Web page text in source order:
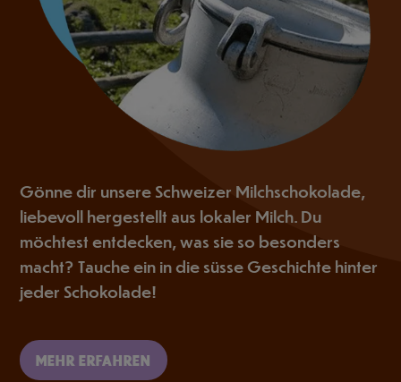
Gönne dir unsere Schweizer Milchschokolade,
liebevoll hergestellt aus lokaler Milch. Du
möchtest entdecken, was sie so besonders
macht? Tauche ein in die süsse Geschichte hinter
jeder Schokolade!
MEHR ERFAHREN